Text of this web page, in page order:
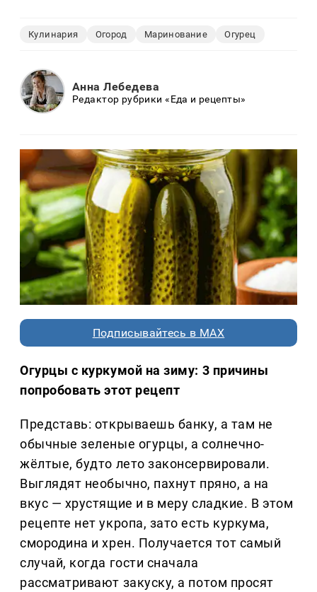
Кулинария Огород Маринование Огурец
Анна Лебедева
Редактор рубрики «Еда и рецепты»
Подписывайтесь в MAX
Огурцы с куркумой на зиму: 3 причины
попробовать этот рецепт
Представь: открываешь банку, а там не
обычные зеленые огурцы, а солнечно-
жёлтые, будто лето законсервировали.
Выглядят необычно, пахнут пряно, а на
вкус — хрустящие и в меру сладкие. В этом
рецепте нет укропа, зато есть куркума,
смородина и хрен. Получается тот самый
случай, когда гости сначала
рассматривают закуску, а потом просят